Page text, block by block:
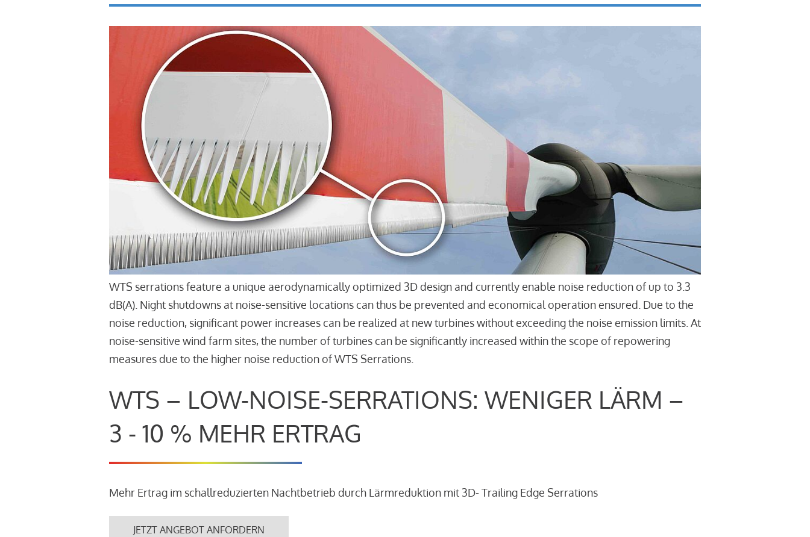
WTS serrations feature a unique aerodynamically optimized 3D design and currently enable noise reduction of up to 3.3
dB(A). Night shutdowns at noise-sensitive locations can thus be prevented and economical operation ensured. Due to the
noise reduction, significant power increases can be realized at new turbines without exceeding the noise emission limits. At
noise-sensitive wind farm sites, the number of turbines can be significantly increased within the scope of repowering
measures due to the higher noise reduction of WTS Serrations.
WTS – LOW-NOISE-SERRATIONS: WENIGER LÄRM –
3 - 10 % MEHR ERTRAG
Mehr Ertrag im schallreduzierten Nachtbetrieb durch Lärmreduktion mit 3D- Trailing Edge Serrations
JETZT ANGEBOT ANFORDERN